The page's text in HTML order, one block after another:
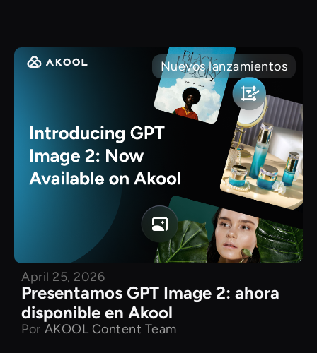
Nuevos lanzamientos
April 25, 2026
Presentamos GPT Image 2: ahora
disponible en Akool
Por AKOOL Content Team